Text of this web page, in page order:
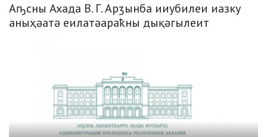
Аҧсны Ахада В. Г. Арӡынба ииубилеи иазку
аныҳәатә еилатәараҟны дықәгылеит